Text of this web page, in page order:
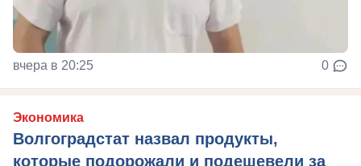
вчера в 20:25 0
Экономика
Волгоградстат назвал продукты,
которые подорожали и подешевели за